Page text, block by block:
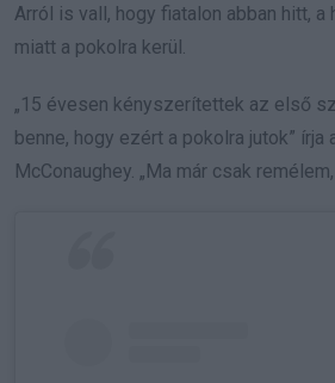
Arról is vall, hogy fiatalon abban hitt,
miatt a pokolra kerül.
„15 évesen kényszerítettek az első
benne, hogy ezért a pokolra jutok” írja
McConaughey. „Ma már csak